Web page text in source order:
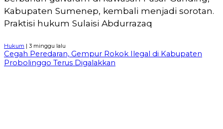
Kabupaten Sumenep, kembali menjadi sorotan.
Praktisi hukum Sulaisi Abdurrazaq
Hukum | 3 minggu lalu
Cegah Peredaran, Gempur Rokok Ilegal di Kabupaten
Probolinggo Terus Digalakkan